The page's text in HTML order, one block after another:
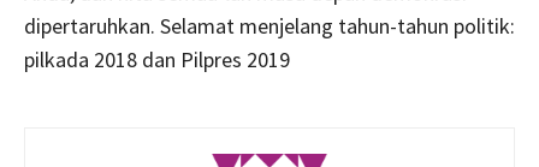
dipertaruhkan. Selamat menjelang tahun-tahun politik:
pilkada 2018 dan Pilpres 2019